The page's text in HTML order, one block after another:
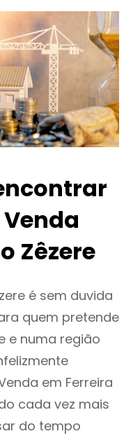
Zêzere
é sem duvida
quem pretende
e numa região
em Ferreira
cada vez mais
do tempo